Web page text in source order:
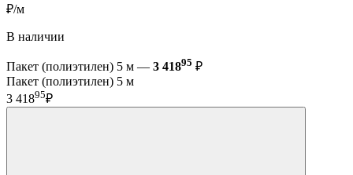
₽/м
В наличии
Пакет (полиэтилен) 5 м — 3 41895 ₽
Пакет (полиэтилен) 5 м
3 41895₽